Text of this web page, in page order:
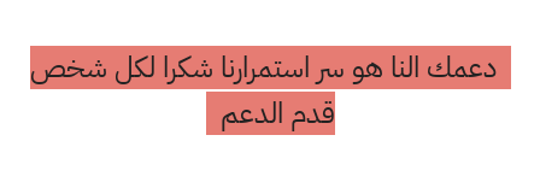
دعمك النا هو سر استمرارنا شكرا لكل شخص
قدم الدعم